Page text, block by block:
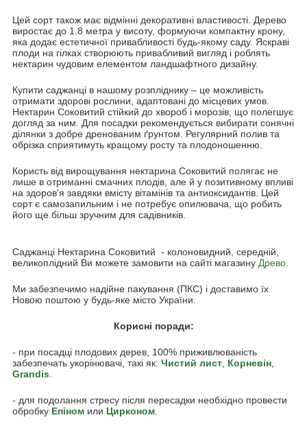
Цей сорт також має відмінні декоративні властивості. Дерево
виростає до 1.8 метра у висоту, формуючи компактну крону,
яка додає естетичної привабливості будь-якому саду. Яскраві
плоди на гілках створюють привабливий вигляд і роблять
нектарин чудовим елементом ландшафтного дизайну.
Купити саджанці в нашому розпліднику – це можливість
отримати здорові рослини, адаптовані до місцевих умов.
Нектарин Соковитий стійкий до хвороб і морозів, що полегшує
догляд за ним. Для посадки рекомендується вибирати сонячні
ділянки з добре дренованим ґрунтом. Регулярний полив та
обрізка сприятимуть кращому росту та плодоношенню.
Користь від вирощування нектарина Соковитий полягає не
лише в отриманні смачних плодів, але й у позитивному впливі
на здоров'я завдяки вмісту вітамінів та антиоксидантів. Цей
сорт є самозапильним і не потребує опилювача, що робить
його ще більш зручним для садівників.
Саджанці Нектарина Соковитий - колоновидний, середній,
великоплідний Ви можете замовити на сайті магазину Древо.
Ми забезпечимо надійне пакування (ПКС) і доставимо їх
Новою поштою у будь-яке місто України.
Корисні поради:
- при посадці плодових дерев, 100% приживлюваність
забезпечать укорінювачі, такі як: Чистий лист Корневін
Grandis
- для подолання стресу після пересадки необхідно провести
обробку Епіном или Цирконом